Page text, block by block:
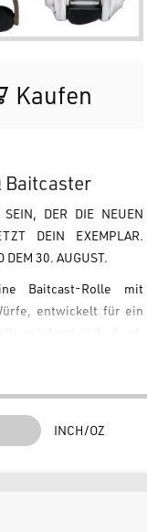
Kaufen
Baitcaster
SEIN, DER DIE NEUEN
DEIN EXEMPLAR.
DEM 30. AUGUST.
Baitcast-Rolle mit
entwickelt für ein
zeichnet sich durch
Palmability und einen
geschoben für weniger
INCH/OZ